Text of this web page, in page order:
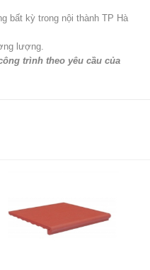
bất kỳ trong nội thành TP Hà
lượng.
trình theo yêu cầu của